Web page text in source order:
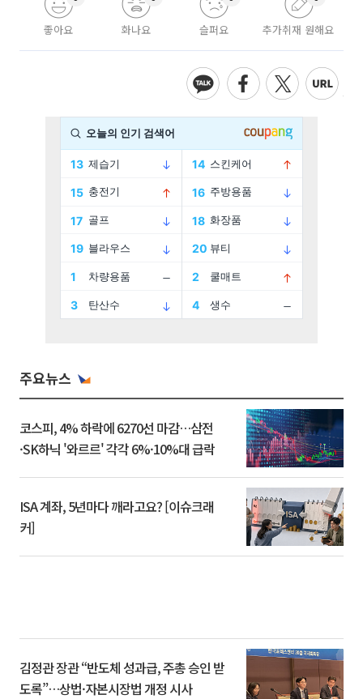
좋아요 화나요 슬퍼요 추가취재 원해요
주요뉴스
코스피, 4% 하락에 6270선 마감…삼전
·SK하닉 '와르르' 각각 6%·10%대 급락
ISA 계좌, 5년마다 깨라고요? [이슈크래
커]
김정관 장관 “반도체 성과급, 주총 승인 받
도록”…상법·자본시장법 개정 시사